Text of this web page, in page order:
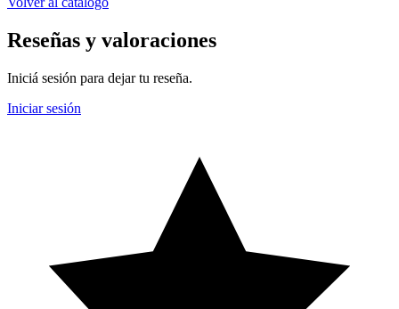
Reseñas y valoraciones
Iniciá sesión para dejar tu reseña.
Iniciar sesión